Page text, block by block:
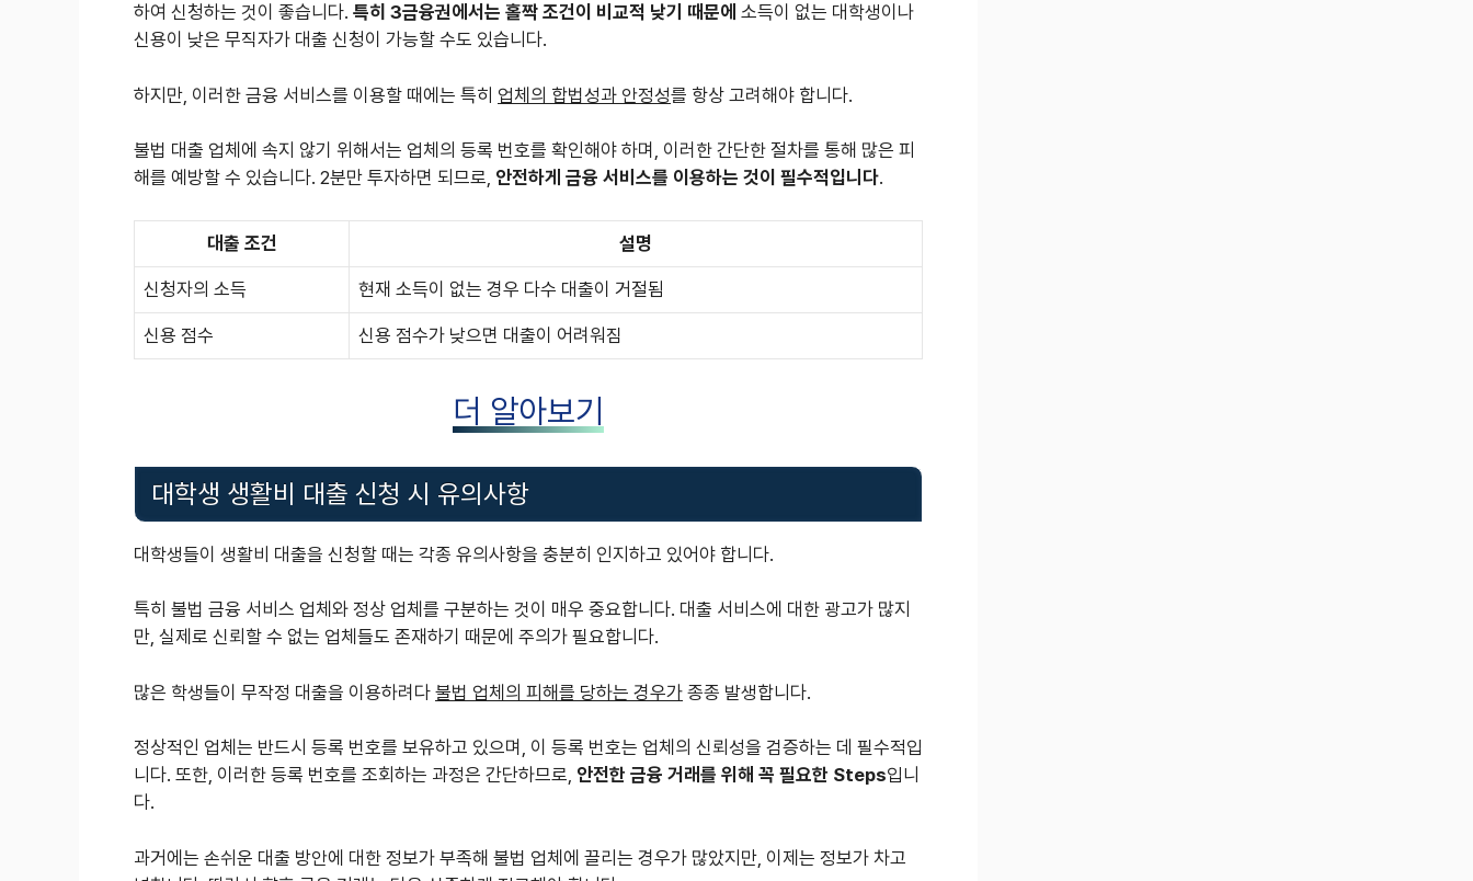
하여 신청하는 것이 좋습니다. 특히 3금융권에서는 홀짝 조건이 비교적 낮기 때문에 소득이 없는 대학생이나
신용이 낮은 무직자가 대출 신청이 가능할 수도 있습니다.
하지만, 이러한 금융 서비스를 이용할 때에는 특히 업체의 합법성과 안정성를 항상 고려해야 합니다.
불법 대출 업체에 속지 않기 위해서는 업체의 등록 번호를 확인해야 하며, 이러한 간단한 절차를 통해 많은 피
해를 예방할 수 있습니다. 2분만 투자하면 되므로, 안전하게 금융 서비스를 이용하는 것이 필수적입니다.
대출 조건 설명
신청자의 소득 현재 소득이 없는 경우 다수 대출이 거절됨
신용 점수 신용 점수가 낮으면 대출이 어려워짐
더 알아보기
대학생 생활비 대출 신청 시 유의사항
대학생들이 생활비 대출을 신청할 때는 각종 유의사항을 충분히 인지하고 있어야 합니다.
특히 불법 금융 서비스 업체와 정상 업체를 구분하는 것이 매우 중요합니다. 대출 서비스에 대한 광고가 많지
만, 실제로 신뢰할 수 없는 업체들도 존재하기 때문에 주의가 필요합니다.
많은 학생들이 무작정 대출을 이용하려다 불법 업체의 피해를 당하는 경우가 종종 발생합니다.
정상적인 업체는 반드시 등록 번호를 보유하고 있으며, 이 등록 번호는 업체의 신뢰성을 검증하는 데 필수적입
니다. 또한, 이러한 등록 번호를 조회하는 과정은 간단하므로, 안전한 금융 거래를 위해 꼭 필요한 Steps입니
다.
과거에는 손쉬운 대출 방안에 대한 정보가 부족해 불법 업체에 끌리는 경우가 많았지만, 이제는 정보가 차고